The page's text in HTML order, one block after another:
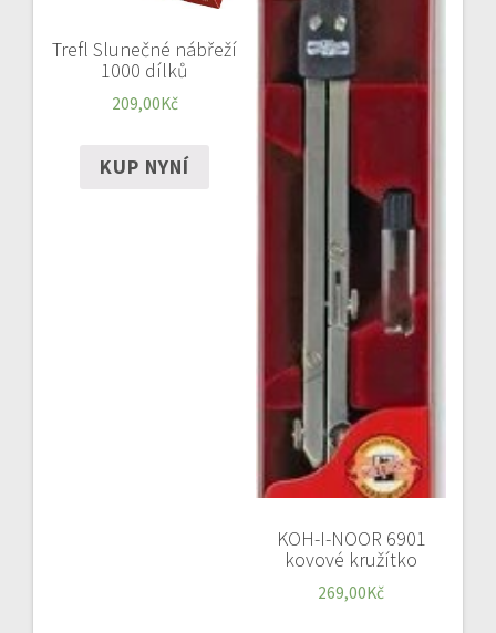
Trefl Slunečné nábřeží
1000 dílků
209,00Kč
KUP NYNÍ
KOH-I-NOOR 6901
kovové kružítko
269,00Kč